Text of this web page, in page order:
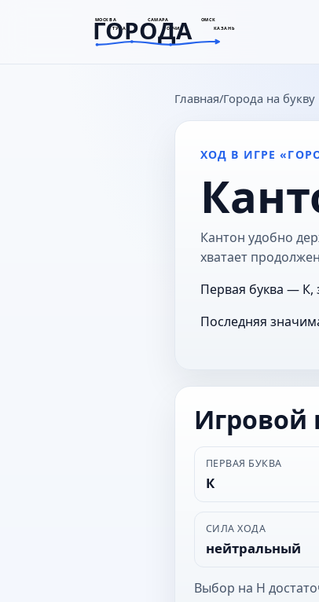
МОСКВА САМАРА ОМСК
ТУЛА СОЧИ КАЗАНЬ
ГОРОДА
goroda-na.ru
Главная Города на букву
ХОД В ИГРЕ
Кантон удобно
хватает
Первая буква — К,
Последняя
Игровой
ПЕРВАЯ БУКВА
К
СИЛА ХОДА
нейтральный
Выбор на Н